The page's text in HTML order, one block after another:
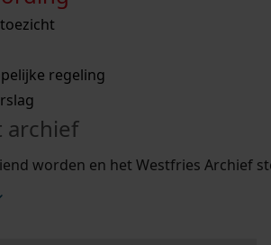
weg met een aantal zoektips.
weg met een aantal zoektips.
regeling
archief
worden en het Westfries Archief
zoektips
uw zoekopdracht te